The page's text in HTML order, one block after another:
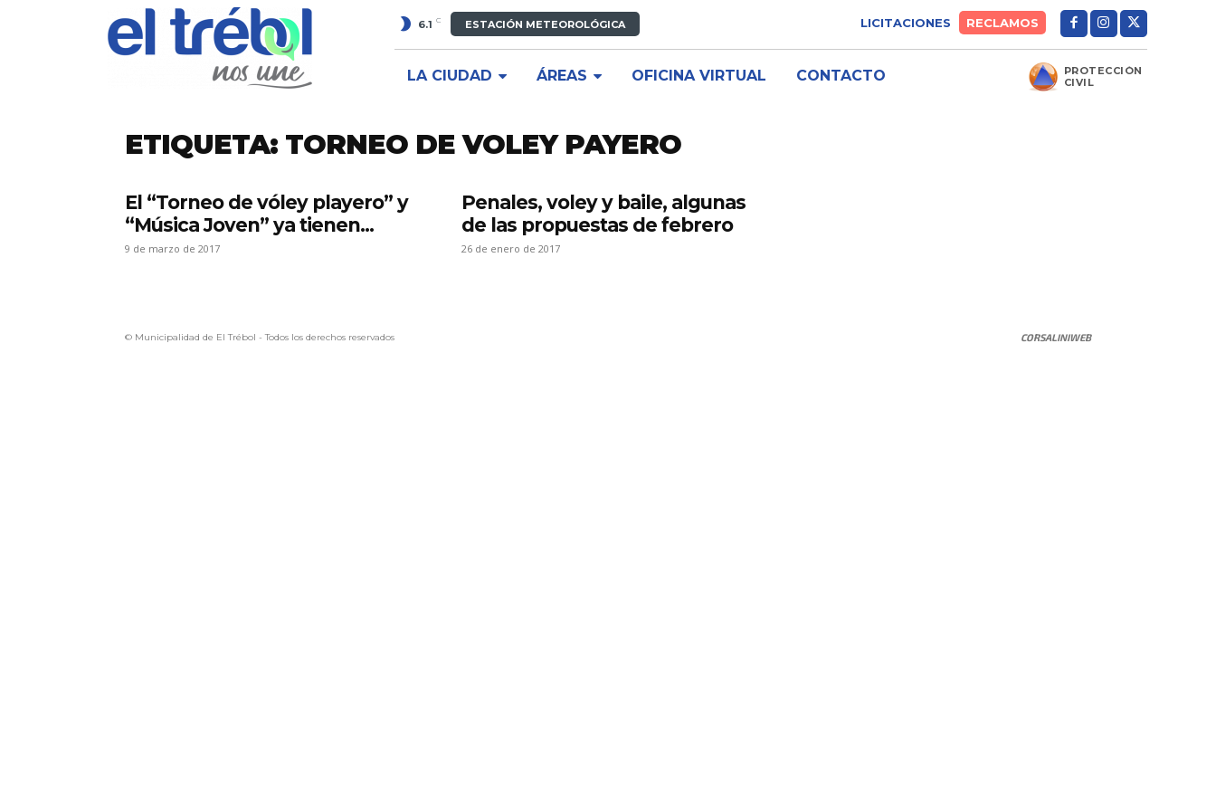
6.1 C ESTACIÓN METEOROLÓGICA LICITACIONES RECLAMOS
LA CIUDAD ÁREAS OFICINA VIRTUAL CONTACTO
PROTECCIÓN
CIVIL
ETIQUETA: TORNEO DE VOLEY PAYERO
El “Torneo de vóley playero” y
“Música Joven” ya tienen...
9 de marzo de 2017
Penales, voley y baile, algunas
de las propuestas de febrero
26 de enero de 2017
CORSALINIWEB
© Municipalidad de El Trébol - Todos los derechos reservados